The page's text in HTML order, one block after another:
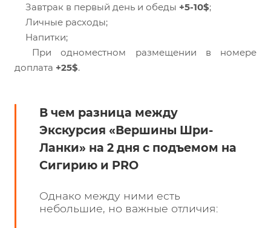
Завтрак в первый день и обеды +5-10$;
Личные расходы;
Напитки;
При одноместном размещении в номере
доплата +25$.
В чем разница между
Экскурсия «Вершины Шри-
Ланки» на 2 дня с подъемом на
Сигирию и PRO
Однако между ними есть
небольшие, но важные отличия: